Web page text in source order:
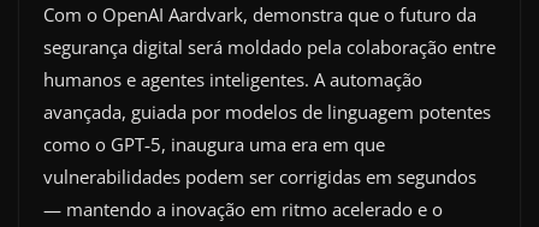
Com o OpenAI Aardvark, demonstra que o futuro da
segurança digital será moldado pela colaboração entre
humanos e agentes inteligentes. A automação
avançada, guiada por modelos de linguagem potentes
como o GPT‑5, inaugura uma era em que
vulnerabilidades podem ser corrigidas em segundos
— mantendo a inovação em ritmo acelerado e o